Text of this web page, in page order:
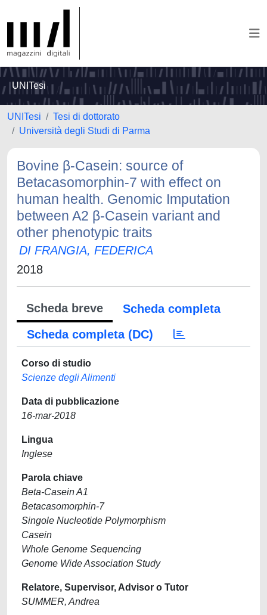
UNITesi
UNITesi
Tesi di dottorato
Università degli Studi di Parma
Bovine β-Casein: source of
Betacasomorphin-7 with effect on
human health. Genomic Imputation
between A2 β-Casein variant and
other phenotypic traits
DI FRANGIA, FEDERICA
2018
Scheda breve
Scheda completa
Scheda completa (DC)
Corso di studio
Scienze degli Alimenti
Data di pubblicazione
16-mar-2018
Lingua
Inglese
Parola chiave
Beta-Casein A1
Betacasomorphin-7
Singole Nucleotide Polymorphism
Casein
Whole Genome Sequencing
Genome Wide Association Study
Relatore, Supervisor, Advisor o Tutor
SUMMER, Andrea